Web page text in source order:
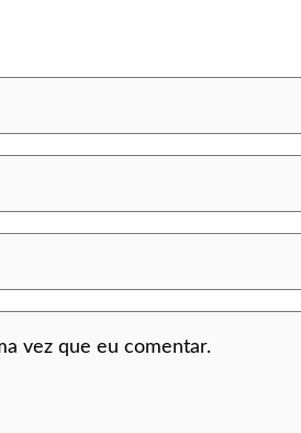
vez que eu comentar.